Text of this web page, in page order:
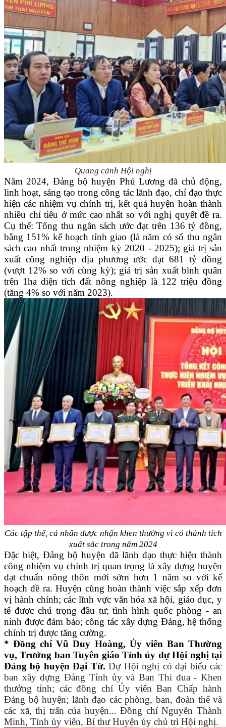
Quang cảnh Hội nghị
Năm 2024, Đảng bộ huyện Phú Lương đã chủ động,
linh hoạt, sáng tạo trong công tác lãnh đạo, chỉ đạo thực
hiện các nhiệm vụ chính trị, kết quả huyện hoàn thành
nhiều chỉ tiêu ở mức cao nhất so với nghị quyết đề ra.
Cụ thể: Tổng thu ngân sách ước đạt trên 136 tỷ đồng,
bằng 151% kế hoạch tỉnh giao (là năm có số thu ngân
sách cao nhất trong nhiệm kỳ 2020 - 2025); giá trị sản
xuất công nghiệp địa phương ước đạt 681 tỷ đồng
(vượt 12% so với cùng kỳ); giá trị sản xuất bình quân
trên 1ha diện tích đất nông nghiệp là 122 triệu đồng
(tăng 4% so với năm 2023).
Các tập thể, cá nhân được nhận khen thưởng vì có thành tích
xuất sắc trong năm 2024
Đặc biệt, Đảng bộ huyện đã lãnh đạo thực hiện thành
công nhiệm vụ chính trị quan trọng là xây dựng huyện
đạt chuẩn nông thôn mới sớm hơn 1 năm so với kế
hoạch đề ra. Huyện cũng hoàn thành việc sắp xếp đơn
vị hành chính; các lĩnh vực văn hóa xã hội, giáo dục, y
tế được chú trọng đầu tư; tình hình quốc phòng - an
ninh được đảm bảo; công tác xây dựng Đảng, hệ thống
chính trị được tăng cường.
* Đồng chí Vũ Duy Hoàng, Ủy viên Ban Thường
vụ, Trưởng ban Tuyên giáo Tỉnh ủy dự Hội nghị tại
Đảng bộ huyện Đại Từ.Dự Hội nghị có đại biểu các
ban xây dựng Đảng Tỉnh ủy và Ban Thi đua - Khen
thưởng tỉnh; các đồng chí Ủy viên Ban Chấp hành
Đảng bộ huyện; lãnh đạo các phòng, ban, đoàn thể và
các xã, thị trấn của huyện... Đồng chí Nguyễn Thành
Minh, Tỉnh ủy viên, Bí thư Huyện ủy chủ trì Hội nghị.